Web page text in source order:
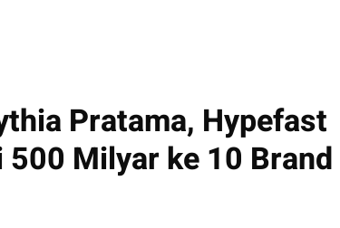
Pratama, Hypefast
Milyar ke 10 Brand